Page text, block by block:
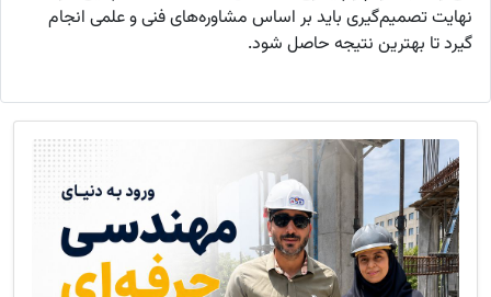
نهایت تصمیم‌گیری باید بر اساس مشاوره‌های فنی و علمی انجام
گیرد تا بهترین نتیجه حاصل شود.